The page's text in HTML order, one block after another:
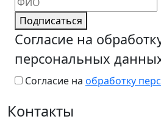
Подписаться
Согласие на
персональных
Согласие на обработку
Контакты